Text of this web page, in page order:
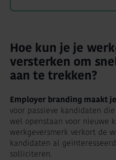
Hoe kun je je
versterken om
aan te trekken?
Employer branding maakt
voor passieve kandidaten
wel openstaan voor nieuwe
werkgeversmerk verkort de
kandidaten al
solliciteren.